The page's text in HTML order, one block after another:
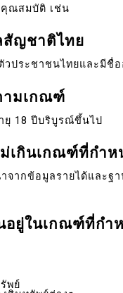
ณสมบัติ เช่น
สัญชาติไทย
วประชาชนไทยและมีชื่
ามเกณฑ์
ยุ 18 ปีบริบูรณ์ขึ้นไป
ม่เกินเกณฑ์ที่กำห
จากข้อมูลรายได้และฐ
อยู่ในเกณฑ์ที่กำ
พย์